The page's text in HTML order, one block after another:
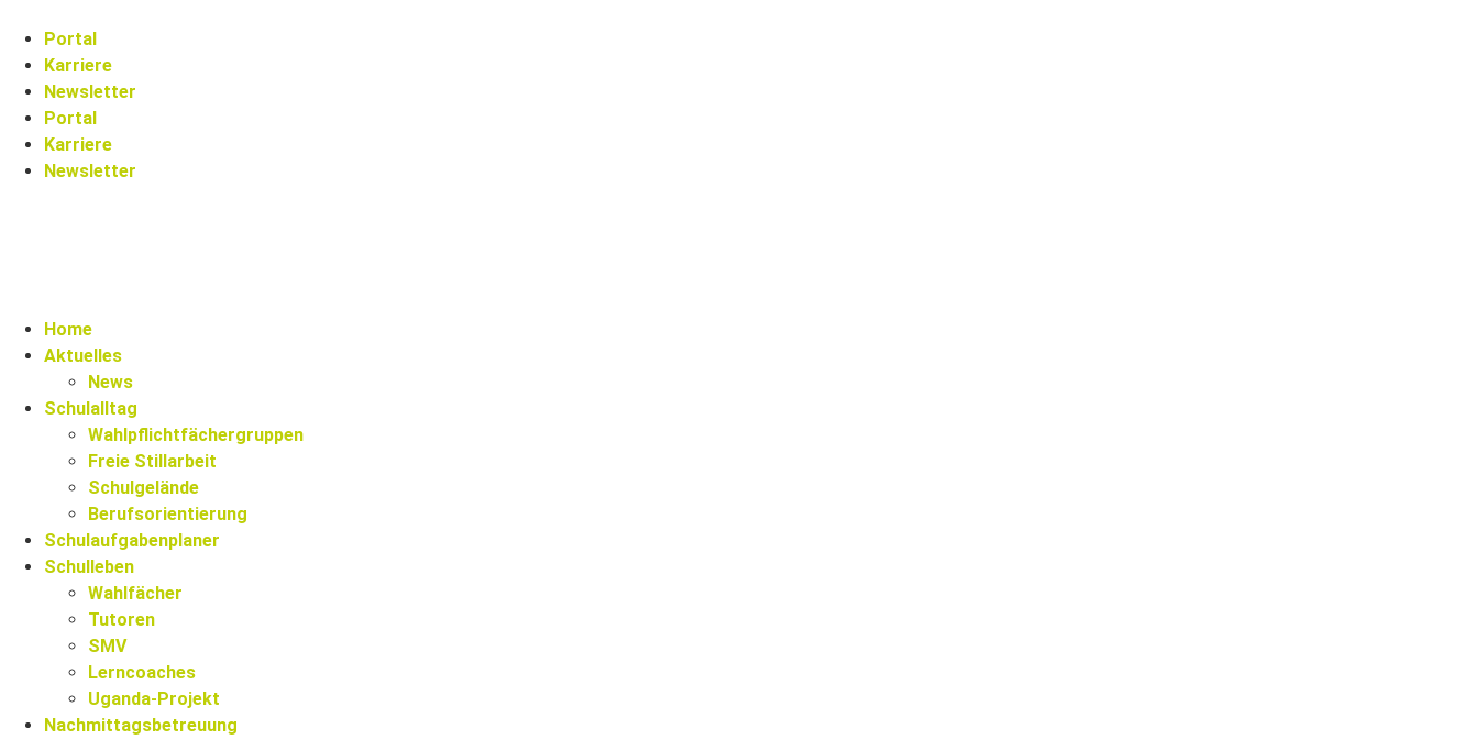
Portal
Karriere
Newsletter
Portal
Karriere
Newsletter
Home
Aktuelles
News
Schulalltag
Wahlpflichtfächergruppen
Freie Stillarbeit
Schulgelände
Berufsorientierung
Schulaufgabenplaner
Schulleben
Wahlfächer
Tutoren
SMV
Lerncoaches
Uganda-Projekt
Nachmittagsbetreuung